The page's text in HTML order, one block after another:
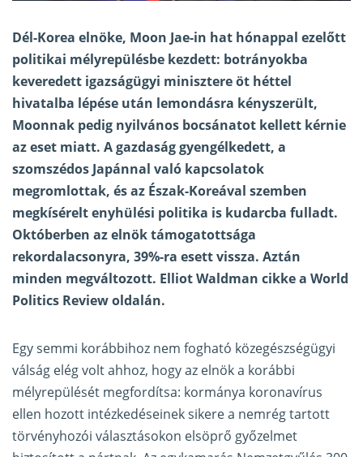
Dél-Korea elnöke, Moon Jae-in hat hónappal ezelőtt
politikai mélyrepülésbe kezdett: botrányokba
keveredett igazságügyi minisztere öt héttel
hivatalba lépése után lemondásra kényszerült,
Moonnak pedig nyilvános bocsánatot kellett kérnie
az eset miatt. A gazdaság gyengélkedett, a
szomszédos Japánnal való kapcsolatok
megromlottak, és az Észak-Koreával szemben
megkísérelt enyhülési politika is kudarcba fulladt.
Októberben az elnök támogatottsága
rekordalacsonyra, 39%-ra esett vissza. Aztán
minden megváltozott. Elliot Waldman cikke a World
Politics Reviewoldalán.
Egy semmi korábbihoz nem fogható közegészségügyi
válság elég volt ahhoz, hogy az elnök a korábbi
mélyrepülését megfordítsa: kormánya koronavírus
ellen hozott intézkedéseinek sikere a nemrég tartott
törvényhozói választásokon elsöprő győzelmet